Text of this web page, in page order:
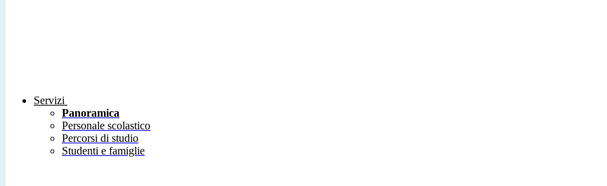
Servizi
Panoramica
Personale scolastico
Percorsi di studio
Studenti e famiglie